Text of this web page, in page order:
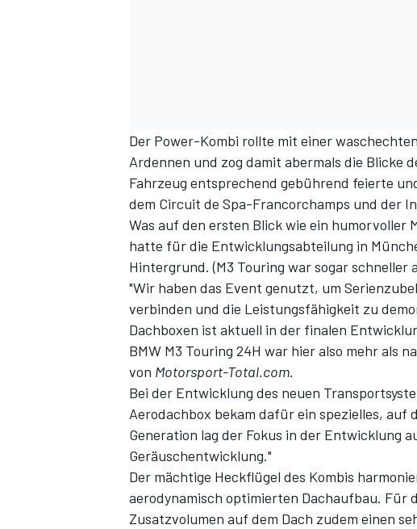
SPORTWAGEN
Der Power-Kombi rollte mit einer
Ardennen und zog damit abermals die Blicke
Fahrzeug entsprechend gebührend feierte
dem Circuit de Spa-Francorchamps und der
Was auf den ersten Blick wie ein humorvoller
hatte für die Entwicklungsabteilung in
Hintergrund. (M3 Touring war sogar schneller
"Wir haben das Event genutzt, um
verbinden und die Leistungsfähigkeit zu
Dachboxen ist aktuell in der finalen
BMW M3 Touring 24H war hier also mehr als
von Motorsport-Total.com.
Bei der Entwicklung des neuen
Aerodachbox bekam dafür ein spezielles, auf
Generation lag der Fokus in der Entwicklung
Geräuschentwicklung."
Der mächtige Heckflügel des Kombis
aerodynamisch optimierten Dachaufbau. Für
Zusatzvolumen auf dem Dach zudem einen